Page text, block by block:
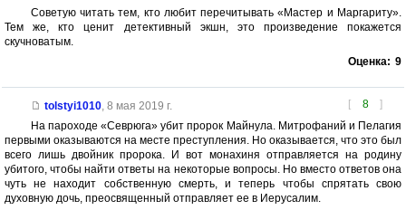
Советую читать тем, кто любит перечитывать «Мастер и Маргариту».
Тем же, кто ценит детективный экшн, это произведение покажется
скучноватым.
Оценка: 9
[ 8 ]
tolstyi1010, 8 мая 2019 г.
На пароходе «Севрюга» убит пророк Майнула. Митрофаний и Пелагия
первыми оказываются на месте преступления. Но оказывается, что это был
всего лишь двойник пророка. И вот монахиня отправляется на родину
убитого, чтобы найти ответы на некоторые вопросы. Но вместо ответов она
чуть не находит собственную смерть, и теперь чтобы спрятать свою
духовную дочь, преосвященный отправляет ее в Иерусалим.